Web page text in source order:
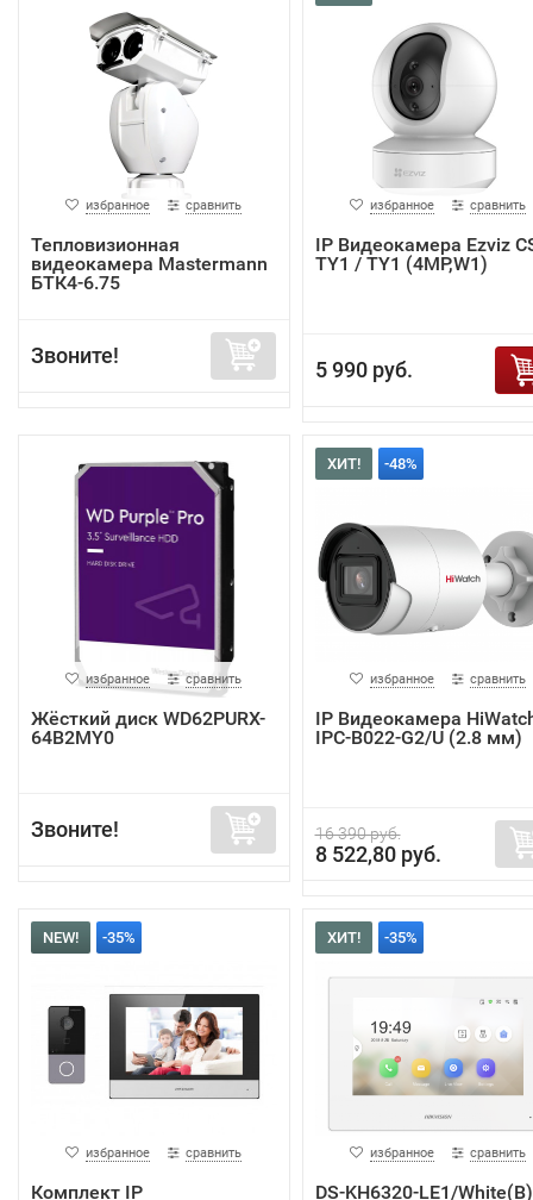
избранное сравнить
Тепловизионная
видеокамера Mastermann
БТК4-6.75
Звоните!
избранное сравнить
IP Видеокамера Ezviz
TY1 / TY1 (4MP,W1)
5 990 руб.
избранное сравнить
Жёсткий диск WD62PURX-
64B2MY0
Звоните!
ХИТ! -48%
избранное сравнить
IP Видеокамера
IPC-B022-G2/U (2.8 мм)
16 390 руб.
8 522,80 руб.
NEW! -35%
избранное сравнить
Комплект IP
ХИТ! -35%
избранное сравнить
DS-KH6320-LE1/White(B)